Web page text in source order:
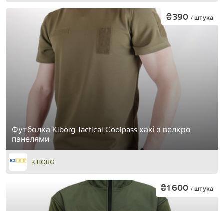
Футболка Kiborg Tactical Coolpass хакі з велкро
панелями
₴390 / штука
KIBORG
₴1 600 / штука